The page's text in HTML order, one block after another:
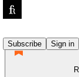
Subscribe
Sign in